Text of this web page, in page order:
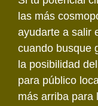
las más
ayudarte a salir
cuando busque
la posibilidad
para público
más arriba para